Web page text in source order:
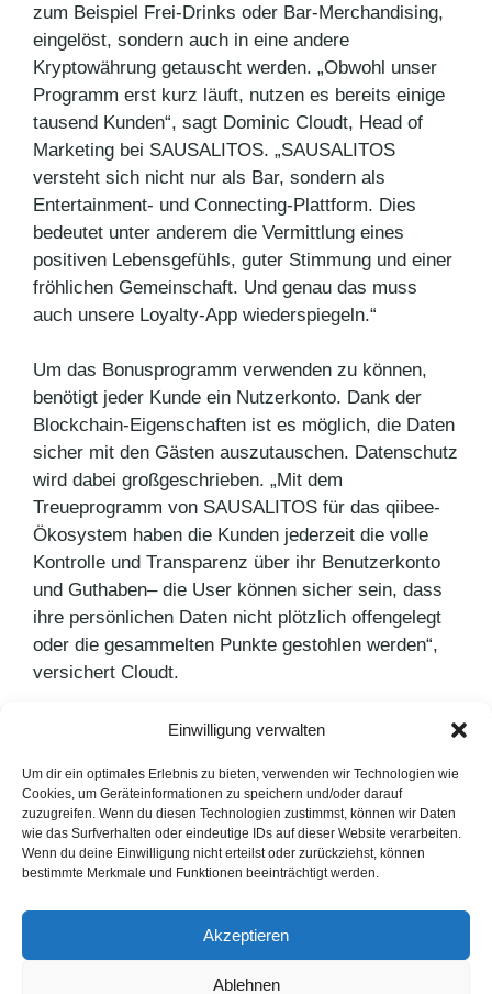
Einwilligung verwalten
Um dir ein optimales Erlebnis zu bieten, verwenden wir Technologien wie
Cookies, um Geräteinformationen zu speichern und/oder darauf
zuzugreifen. Wenn du diesen Technologien zustimmst, können wir Daten
wie das Surfverhalten oder eindeutige IDs auf dieser Website verarbeiten.
Wenn du deine Einwilligung nicht erteilst oder zurückziehst, können
bestimmte Merkmale und Funktionen beeinträchtigt werden.
Akzeptieren
Ablehnen
zum Beispiel Frei-Drinks oder Bar-Merchandising,
eingelöst, sondern auch in eine andere
Kryptowährung getauscht werden. „Obwohl unser
Programm erst kurz läuft, nutzen es bereits einige
tausend Kunden“, sagt Dominic Cloudt, Head of
Marketing bei SAUSALITOS. „SAUSALITOS
versteht sich nicht nur als Bar, sondern als
Entertainment- und Connecting-Plattform. Dies
bedeutet unter anderem die Vermittlung eines
positiven Lebensgefühls, guter Stimmung und einer
fröhlichen Gemeinschaft. Und genau das muss
auch unsere Loyalty-App wiederspiegeln.“
Um das Bonusprogramm verwenden zu können,
benötigt jeder Kunde ein Nutzerkonto. Dank der
Blockchain-Eigenschaften ist es möglich, die Daten
sicher mit den Gästen auszutauschen. Datenschutz
wird dabei großgeschrieben. „Mit dem
Treueprogramm von SAUSALITOS für das qiibee-
Ökosystem haben die Kunden jederzeit die volle
Kontrolle und Transparenz über ihr Benutzerkonto
und Guthaben– die User können sicher sein, dass
ihre persönlichen Daten nicht plötzlich offengelegt
oder die gesammelten Punkte gestohlen werden“,
versichert Cloudt.
,Pressemitteilungen
Schlagwörter
PUNKT PR,SAUSALITOS
Unternehmen setzten auf Native Advertising
Tomaten-Duett im Wechselspiel der Aromen